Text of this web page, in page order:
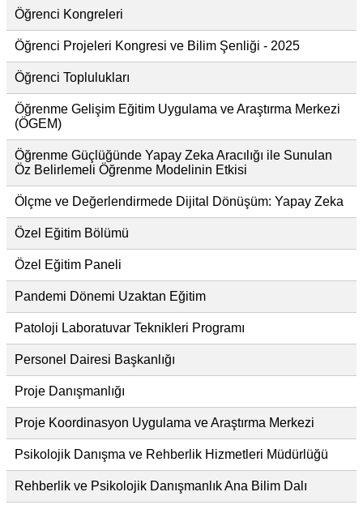
Öğrenci Kongreleri
Öğrenci Projeleri Kongresi ve Bilim Şenliği - 2025
Öğrenci Toplulukları
Öğrenme Gelişim Eğitim Uygulama ve Araştırma Merkezi
(ÖGEM)
Öğrenme Güçlüğünde Yapay Zeka Aracılığı ile Sunulan
Öz Belirlemeli Öğrenme Modelinin Etkisi
Ölçme ve Değerlendirmede Dijital Dönüşüm: Yapay Zeka
Özel Eğitim Bölümü
Özel Eğitim Paneli
Pandemi Dönemi Uzaktan Eğitim
Patoloji Laboratuvar Teknikleri Programı
Personel Dairesi Başkanlığı
Proje Danışmanlığı
Proje Koordinasyon Uygulama ve Araştırma Merkezi
Psikolojik Danışma ve Rehberlik Hizmetleri Müdürlüğü
Rehberlik ve Psikolojik Danışmanlık Ana Bilim Dalı